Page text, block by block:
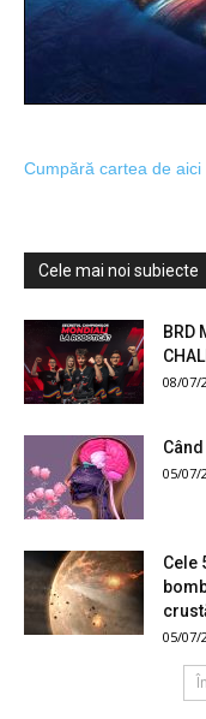
Cumpără cartea de aici
Cele mai noi subiecte
BRD
08/07/
05/07/
Cele
05/07/